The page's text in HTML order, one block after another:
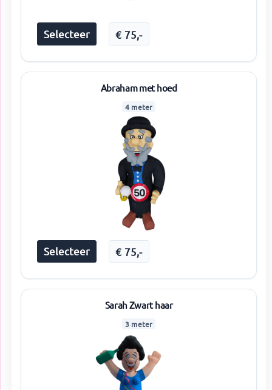
Selecteer € 75,-
Abraham met hoed
4 meter
Selecteer € 75,-
Sarah Zwart haar
3 meter